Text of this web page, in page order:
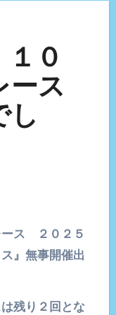
０
ース
し
』無事開催出
残り２回とな